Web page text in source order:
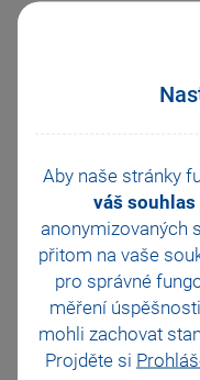
Aby naše stránky
váš
anonymizovaných
přitom na vaše
pro správné
měření
mohli zachovat
Projděte si